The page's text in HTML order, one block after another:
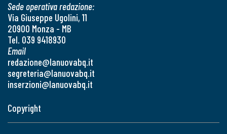
Sede operativa redazione:
Via Giuseppe Ugolini, 11
20900 Monza - MB
Tel. 039 9418930
Email
redazione@lanuovabq.it
segreteria@lanuovabq.it
inserzioni@lanuovabq.it
Copyright